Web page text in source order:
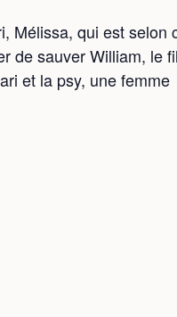
Mélissa, qui est selon
de sauver William, le
et la psy, une femme